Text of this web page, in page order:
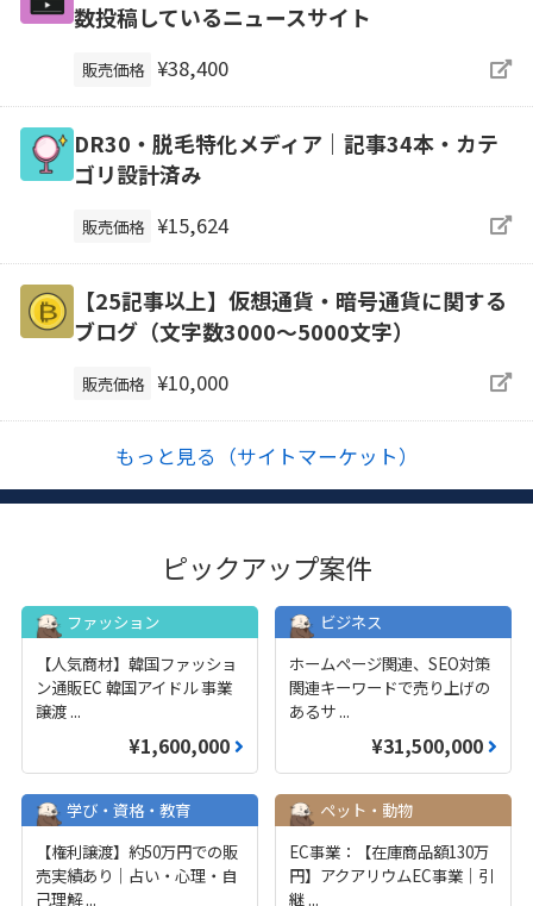
数投稿しているニュースサイト
販売価格 ¥38,400
DR30・脱毛特化メディア｜記事34本・カテ
ゴリ設計済み
販売価格 ¥15,624
【25記事以上】仮想通貨・暗号通貨に関する
ブログ（文字数3000～5000文字）
販売価格 ¥10,000
もっと見る（サイトマーケット）
ピックアップ案件
ファッション
【人気商材】韓国ファッショ
ン通販EC 韓国アイドル 事業
譲渡 ...
¥1,600,000
ビジネス
ホームページ関連、SEO対策
関連キーワードで売り上げの
あるサ ...
¥31,500,000
学び・資格・教育
【権利譲渡】約50万円での販
売実績あり｜占い・心理・自
己理解...
ペット・動物
EC事業：【在庫商品額130万
円】アクアリウムEC事業｜引
継 ...